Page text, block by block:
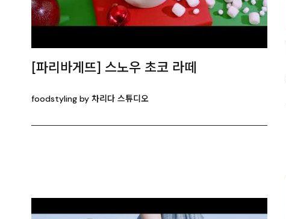
[파리바게뜨] 스노우 초코 라떼
foodstyling by 차리다 스튜디오